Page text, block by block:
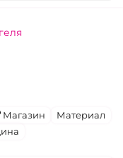
Магазин
Материал